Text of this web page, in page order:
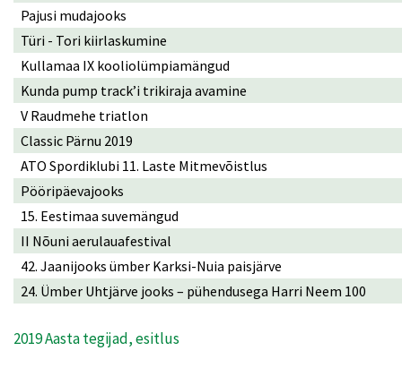
Pajusi mudajooks
Türi - Tori kiirlaskumine
Kullamaa IX kooliolümpiamängud
Kunda pump track’i trikiraja avamine
V Raudmehe triatlon
Classic Pärnu 2019
ATO Spordiklubi 11. Laste Mitmevõistlus
Pööripäevajooks
15. Eestimaa suvemängud
II Nõuni aerulauafestival
42. Jaanijooks ümber Karksi-Nuia paisjärve
24. Ümber Uhtjärve jooks – pühendusega Harri Neem 100
2019 Aasta tegijad, esitlus